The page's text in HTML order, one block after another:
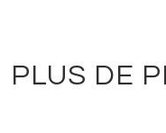
PLUS DE